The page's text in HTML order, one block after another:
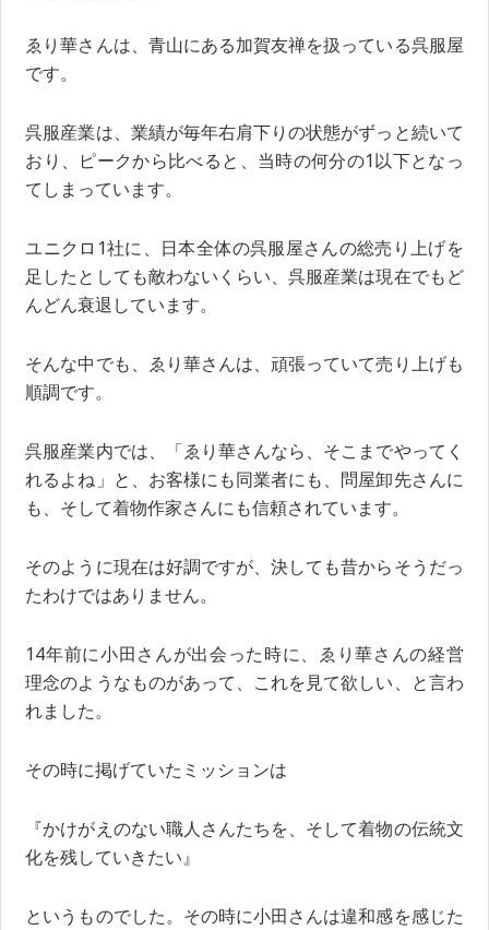
ゑり華さんは、青山にある加賀友禅を扱っている呉服屋
です。
呉服産業は、業績が毎年右肩下りの状態がずっと続いて
おり、ピークから比べると、当時の何分の1以下となっ
てしまっています。
ユニクロ1社に、日本全体の呉服屋さんの総売り上げを
足したとしても敵わないくらい、呉服産業は現在でもど
んどん衰退しています。
そんな中でも、ゑり華さんは、頑張っていて売り上げも
順調です。
呉服産業内では、「ゑり華さんなら、そこまでやってく
れるよね」と、お客様にも同業者にも、問屋卸先さんに
も、そして着物作家さんにも信頼されています。
そのように現在は好調ですが、決しても昔からそうだっ
たわけではありません。
14年前に小田さんが出会った時に、ゑり華さんの経営
理念のようなものがあって、これを見て欲しい、と言わ
れました。
その時に掲げていたミッションは
『かけがえのない職人さんたちを、そして着物の伝統文
化を残していきたい』
というものでした。その時に小田さんは違和感を感じた